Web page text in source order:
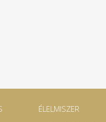
ÉLELMISZER